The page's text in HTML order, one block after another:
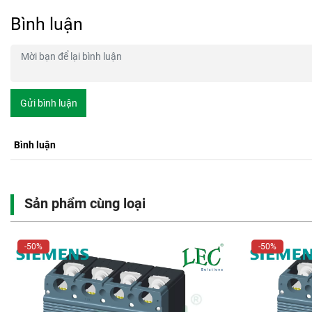
Bình luận
Gửi bình luận
Bình luận
Sản phẩm cùng loại
-50% -50%